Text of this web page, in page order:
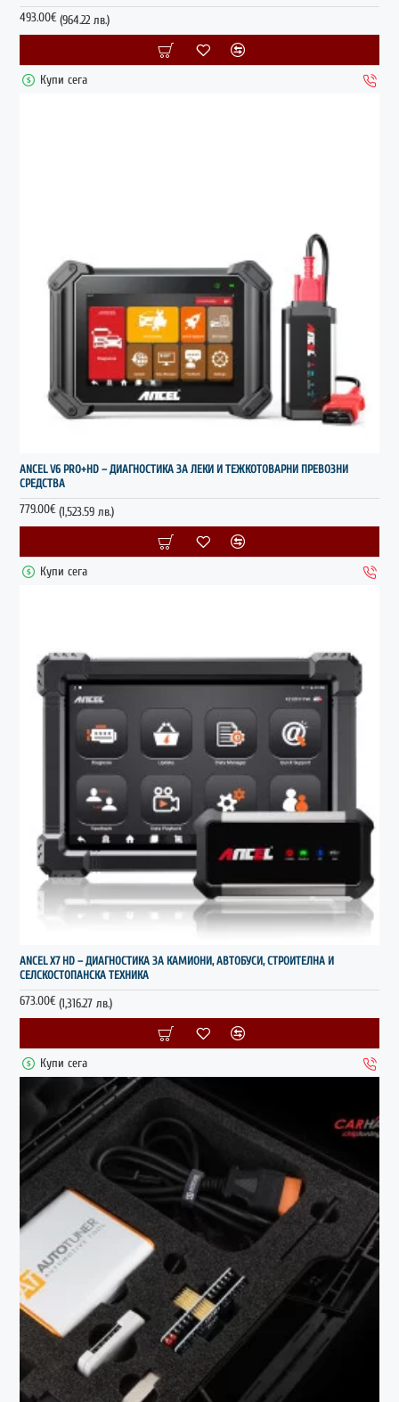
493.00€(964.22 лв.)
Купи сега
НОВО
ANCEL V6 PRO+HD – ДИАГНОСТИКА ЗА ЛЕКИ И ТЕЖКОТОВАРНИ ПРЕВОЗНИ
СРЕДСТВА
779.00€(1,523.59 лв.)
Купи сега
ANCEL X7 HD – ДИАГНОСТИКА ЗА КАМИОНИ, АВТОБУСИ, СТРОИТЕЛНА И
СЕЛСКОСТОПАНСКА ТЕХНИКА
673.00€(1,316.27 лв.)
Купи сега